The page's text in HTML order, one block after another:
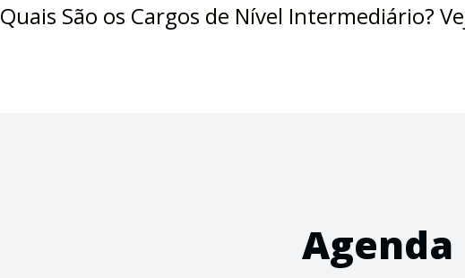
Quais São os Cargos de Nível Intermediário?
Agenda